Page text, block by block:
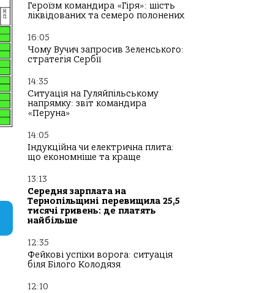
Героїзм командира «Гіря»: шість
ліквідованих та семеро полонених
16:05
Чому Вучич запросив Зеленського:
стратегія Сербії
14:35
Ситуація на Гуляйпільському
напрямку: звіт командира
«Перуна»
14:05
Індукційна чи електрична плита:
що економніше та краще
13:13
Середня зарплата на
Тернопільщині перевищила 25,5
тисячі гривень: де платять
найбільше
12:35
Фейкові успіхи ворога: ситуація
біля Білого Колодязя
12:10